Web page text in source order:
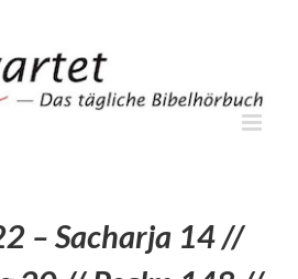
– Sacharja 14 //